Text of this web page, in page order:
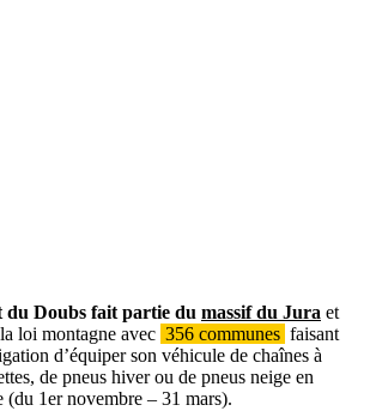
du Doubs fait partie du massif du Jura et
loi montagne avec 356 communes faisant
d’équiper son véhicule de chaînes à
de pneus hiver ou de pneus neige en
(du 1er novembre – 31 mars).